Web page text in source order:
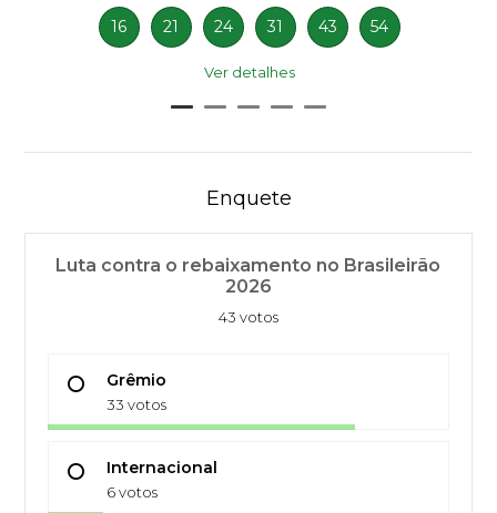
16 21 24 31 43 54
Ver detalhes
Enquete
Luta contra o rebaixamento no Brasileirão
2026
43 votos
Grêmio
33 votos
Internacional
6 votos